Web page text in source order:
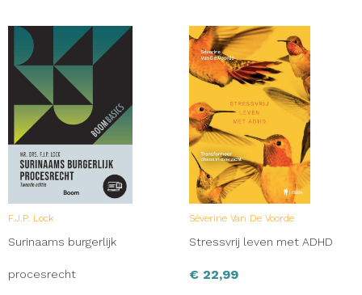
F.J.P. Lock
Surinaams burgerlijk
procesrecht
Séverine Van De Voorde
Stressvrij leven met ADHD
€ 22,99